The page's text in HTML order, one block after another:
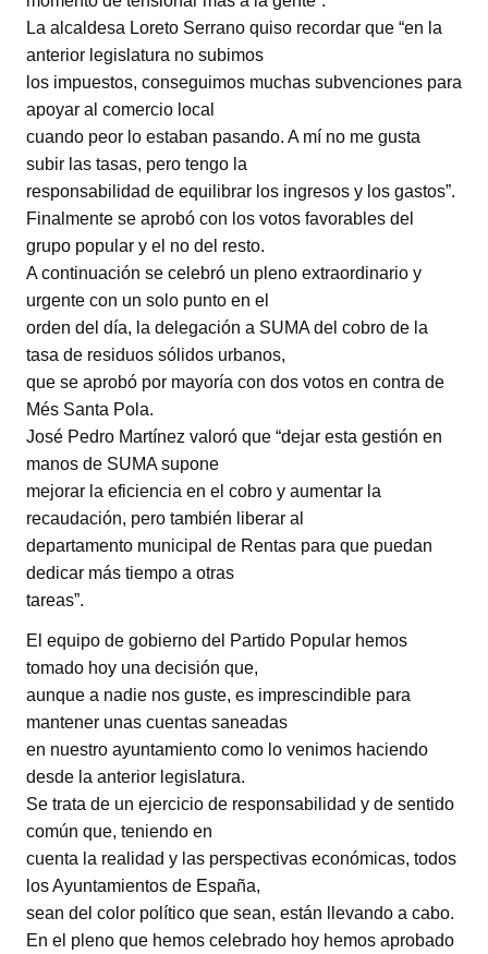
La alcaldesa Loreto Serrano quiso recordar que “en la
anterior legislatura no subimos
los impuestos, conseguimos muchas subvenciones para
apoyar al comercio local
cuando peor lo estaban pasando. A mí no me gusta
subir las tasas, pero tengo la
responsabilidad de equilibrar los ingresos y los gastos”.
Finalmente se aprobó con los votos favorables del
grupo popular y el no del resto.
A continuación se celebró un pleno extraordinario y
urgente con un solo punto en el
orden del día, la delegación a SUMA del cobro de la
tasa de residuos sólidos urbanos,
que se aprobó por mayoría con dos votos en contra de
Més Santa Pola.
José Pedro Martínez valoró que “dejar esta gestión en
manos de SUMA supone
mejorar la eficiencia en el cobro y aumentar la
recaudación, pero también liberar al
departamento municipal de Rentas para que puedan
dedicar más tiempo a otras
tareas”.
El equipo de gobierno del Partido Popular hemos
tomado hoy una decisión que,
aunque a nadie nos guste, es imprescindible para
mantener unas cuentas saneadas
en nuestro ayuntamiento como lo venimos haciendo
desde la anterior legislatura.
Se trata de un ejercicio de responsabilidad y de sentido
común que, teniendo en
cuenta la realidad y las perspectivas económicas, todos
los Ayuntamientos de España,
sean del color político que sean, están llevando a cabo.
En el pleno que hemos celebrado hoy hemos aprobado